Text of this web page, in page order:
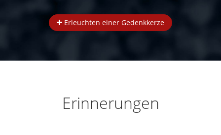
Erleuchten einer Gedenkkerze
Erinnerungen